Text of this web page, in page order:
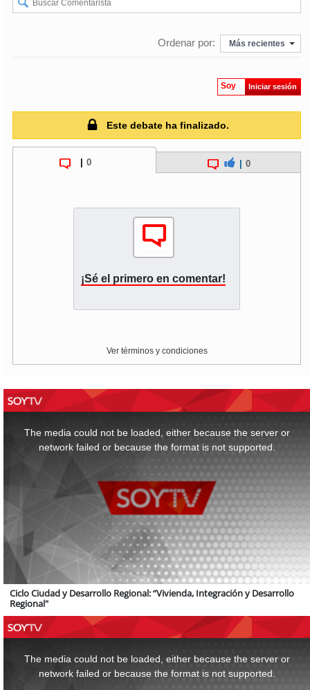
Ordenar por: Más recientes
Soy Iniciar sesión
Este debate ha finalizado.
0 0
¡Sé el primero en comentar!
Ver términos y condiciones
The media could not be loaded, either because the server or
network failed or because the format is not supported.
Ciclo Ciudad y Desarrollo Regional: “Vivienda, Integración y Desarrollo
Regional"
The media could not be loaded, either because the server or
network failed or because the format is not supported.